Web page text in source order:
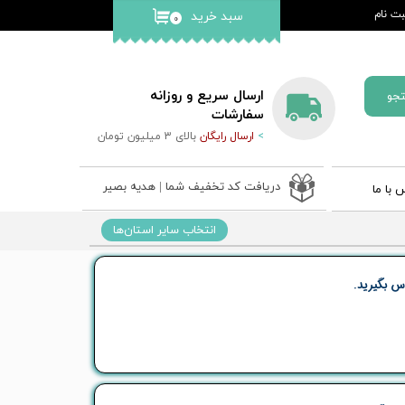
ارسال سریع و روزانه
سفارشات
> ارسال رایگانبالای 3 میلیون تومان
نام
واژه
۰ سبد خرید
نفیس
قلم بصیر
با ما دریافت کد تخفیف شما | هدیه بصیر
انتخاب سایر استان‌ها
بگیرید.